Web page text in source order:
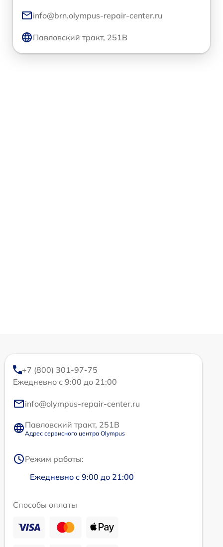
info@brn.olympus-repair-center.ru
Павловский тракт, 251В
+7 (800) 301-97-75
Ежедневно с 9:00 до 21:00
info@olympus-repair-center.ru
Павловский тракт, 251В
Адрес сервисного центра Olympus
Режим работы:
Ежедневно с 9:00 до 21:00
Способы оплаты